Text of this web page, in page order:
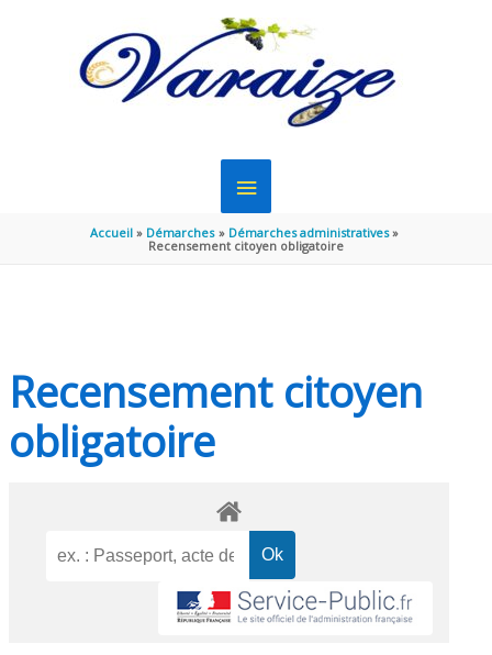
MENU
PRINCIPAL
Accueil Démarches
Démarches administratives
Recensement citoyen obligatoire
Recensement citoyen
obligatoire